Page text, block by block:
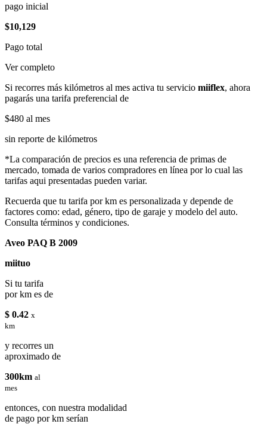
pago inicial
$10,129
Pago total
Ver completo
Si recorres más kilómetros al mes activa tu servicio miiflex, ahora
pagarás una tarifa preferencial de
$480 al mes
sin reporte de kilómetros
*La comparación de precios es una referencia de primas de
mercado, tomada de varios compradores en línea por lo cual las
tarifas aqui presentadas pueden variar.
Recuerda que tu tarifa por km es personalizada y depende de
factores como: edad, género, tipo de garaje y modelo del auto.
Consulta términos y condiciones.
Aveo PAQ B 2009
miituo
Si tu tarifa
por km es de
$ 0.42 x
km
y recorres un
aproximado de
300km al
mes
entonces, con nuestra modalidad
de pago por km serían